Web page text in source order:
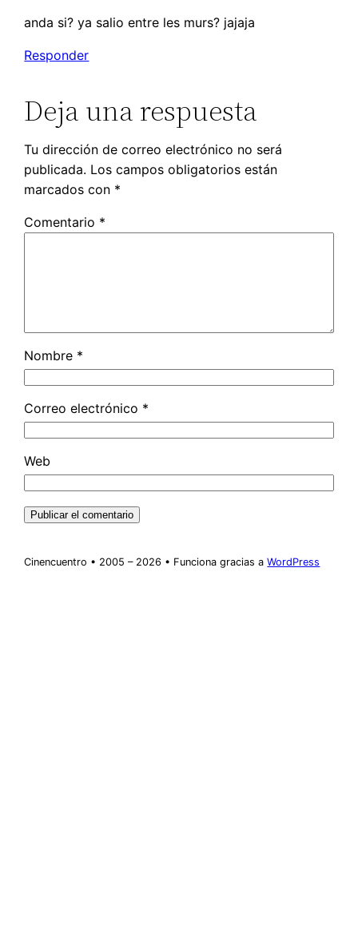
anda si? ya salio entre les murs? jajaja
Responder
Deja una respuesta
Tu dirección de correo electrónico no será
publicada. Los campos obligatorios están
marcados con *
Comentario *
Nombre *
Correo electrónico *
Web
Cinencuentro • 2005 – 2026 • Funciona gracias aWordPress